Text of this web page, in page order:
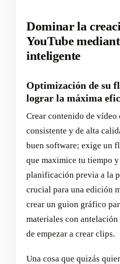
Dominar la
YouTube
inteligente
Optimización de su
lograr la máxima
Crear contenido de vídeo
consistente y de alta
buen software; exige un
que maximice tu tiempo
planificación previa a la
crucial para una edición
crear un guion gráfico
materiales con
de empezar a crear clips.
Una cosa que quizás